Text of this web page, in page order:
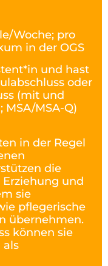
Woche; pro
in der OGS
und hast
oder
(mit und
MSA-Q)
in der Regel
die
und
sie
pflegerische
übernehmen.
können sie
als